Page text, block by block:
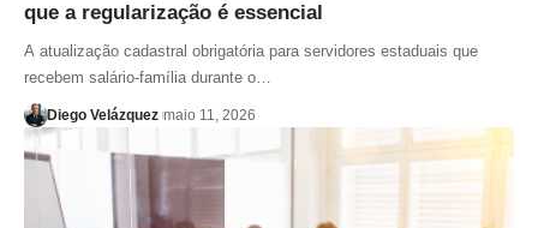
que a regularização é essencial
A atualização cadastral obrigatória para servidores estaduais que
recebem salário-família durante o…
Diego Velázquez maio 11, 2026